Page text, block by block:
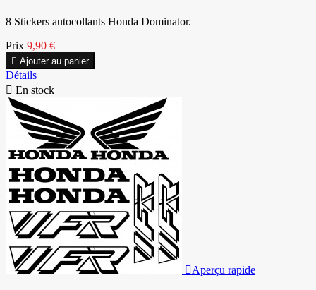
8 Stickers autocollants Honda Dominator.
Prix 9,90 €
 Ajouter au panier
Détails
 En stock
Aperçu rapide